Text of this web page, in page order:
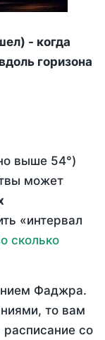
- когда
горизона
выше 54°)
может
«интервал
сколько
Фаджра.
то вам
расписание со